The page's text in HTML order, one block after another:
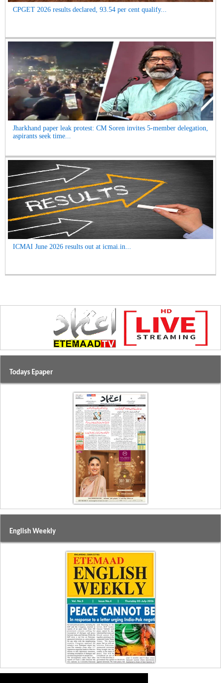
CPGET 2026 results declared, 93.54 per cent qualify...
Jharkhand paper leak protest: CM Soren invites 5-member delegation,
aspirants seek time...
ICMAI June 2026 results out at icmai.in...
Todays Epaper
English Weekly